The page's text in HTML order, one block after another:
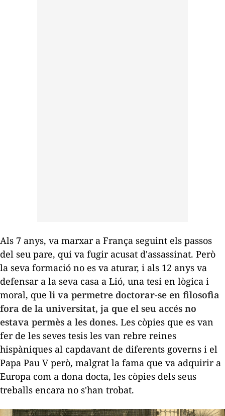
Als 7 anys, va marxar a França seguint els passos
del seu pare, qui va fugir acusat d'assassinat. Però
la seva formació no es va aturar, i als 12 anys va
defensar a la seva casa a Lió, una tesi en lògica i
moral, que li va permetre doctorar-se en filosofia
fora de la universitat, ja que el seu accés no
estava permès a les dones. Les còpies que es van
fer de les seves tesis les van rebre reines
hispàniques al capdavant de diferents governs i el
Papa Pau V però, malgrat la fama que va adquirir a
Europa com a dona docta, les còpies dels seus
treballs encara no s'han trobat.